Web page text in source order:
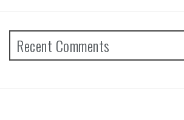
Recent Comments